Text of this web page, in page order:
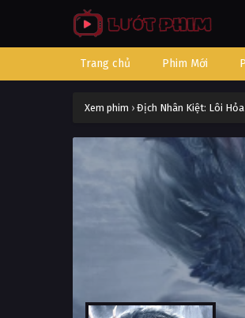
Trang chủ Phim Mới
Xem phim › Địch Nhân Kiệt: Lôi